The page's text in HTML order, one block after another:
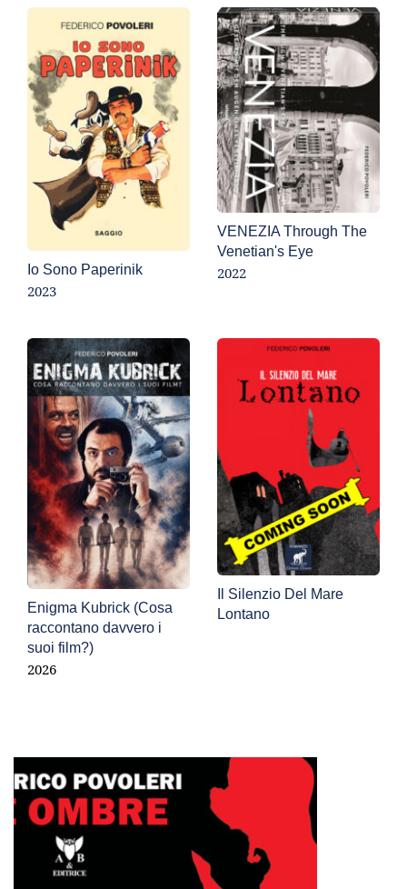
Io Sono Paperinik
2023
VENEZIA Through The
Venetian's Eye
2022
Enigma Kubrick (Cosa
raccontano davvero i
suoi film?)
2026
Il Silenzio Del Mare
Lontano